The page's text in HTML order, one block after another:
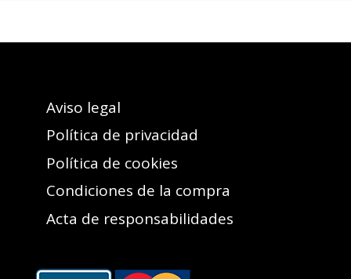
Aviso legal
Política de privacidad
Política de cookies
Condiciones de la compra
Acta de responsabilidades